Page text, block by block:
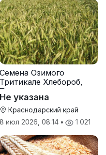
Семена Озимого
Тритикале Хлебороб,
Тихон
Не указана
Краснодарский край
8 июл 2026, 08:14 • 1 021